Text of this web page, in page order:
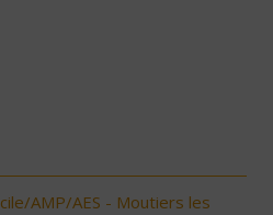
AMP/AES - Moutiers les